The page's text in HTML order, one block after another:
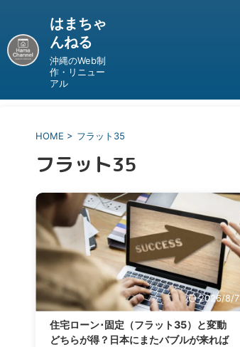
はまちゃ
んねる
沖縄のWeb制
作・リニュー
アル
HOME > フラット35
フラット35
2026/8/7
住宅ローン･固定（フラット35）と変動
どちらが得？日本にまたバブルが来れば